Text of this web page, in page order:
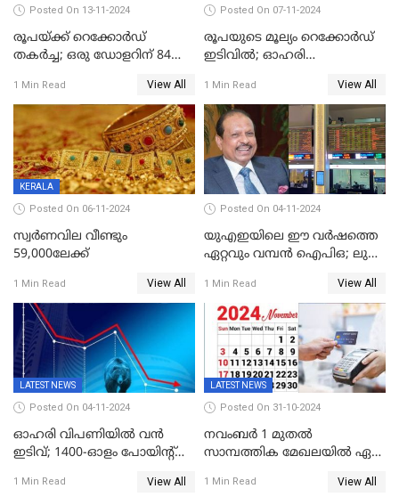
Posted On 13-11-2024
രൂപയ്ക്ക് റെക്കോർഡ്
തകര്‍ച്ച; ഒരു ഡോളറിന് 84
വിനിമയ മൂല്യം
1 Min Read View All
Posted On 07-11-2024
രൂപയുടെ മൂല്യം റെക്കോർഡ്
ഇടിവിൽ; ഓഹരി
സെന്‍സെക്‌സ് 80,000ല്‍
താഴെ
1 Min Read View All
KERALA
Posted On 06-11-2024
സ്വര്‍ണവില വീണ്ടും
59,000ലേക്ക്
1 Min Read View All
Posted On 04-11-2024
യുഎഇയിലെ ഈ വർഷത്തെ
ഏറ്റവും വമ്പൻ ഐപിഒ; ലുലു
സമാപനം,വൻ ഡിമാൻഡ്;
വിൽപന 30
ശതമാനത്തിലേക്ക് ഉയർത്തി
1 Min Read View All
LATEST NEWS
Posted On 04-11-2024
ഓഹരി വിപണിയിൽ വൻ
ഇടിവ്; 1400-ഓളം പോയിൻ്റ്
സെൻസെക്സ്;രൂപയുടെ
1 Min Read View All
LATEST NEWS
Posted On 31-10-2024
നവംബർ 1 മുതൽ
സാമ്പത്തിക മേഖലയിൽ ഏഴ്
ടിക്കറ്റ് ബുക്കിംഗ് മുതൽ
1 Min Read View All